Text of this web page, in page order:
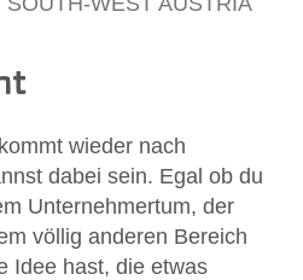
wieder nach
dabei sein. Egal ob du
Unternehmertum, der
völlig anderen Bereich
Idee hast, die etwas